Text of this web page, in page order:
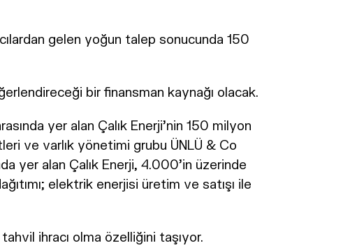
gelen yoğun talep sonucunda 150
bir finansman kaynağı olacak.
yer alan Çalık Enerji'nin 150 milyon
ve varlık yönetimi grubu ÜNLÜ & Co
yer alan Çalık Enerji, 4.000'in üzerinde
elektrik enerjisi üretim ve satışı ile
ihracı olma özelliğini taşıyor.